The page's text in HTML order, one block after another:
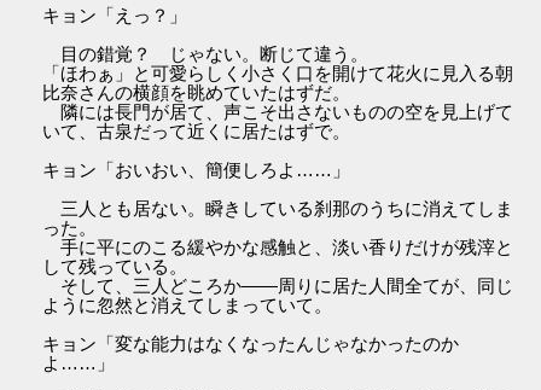
キョン「えっ？」
目の錯覚？ じゃない。断じて違う。
「ほわぁ」と可愛らしく小さく口を開けて花火に見入る朝
比奈さんの横顔を眺めていたはずだ。
隣には長門が居て、声こそ出さないものの空を見上げて
いて、古泉だって近くに居たはずで。
キョン「おいおい、簡便しろよ……」
三人とも居ない。瞬きしている刹那のうちに消えてしま
った。
手に平にのこる緩やかな感触と、淡い香りだけが残滓と
して残っている。
そして、三人どころか――周りに居た人間全てが、同じ
ように忽然と消えてしまっていて。
キョン「変な能力はなくなったんじゃなかったのか
よ……」